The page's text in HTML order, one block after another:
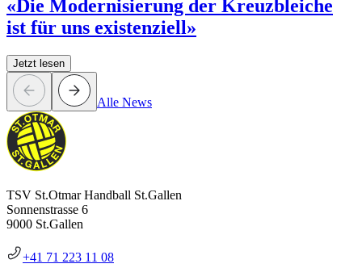
«Die Modernisierung der Kreuzbleiche
ist für uns existenziell»
Jetzt lesen
Alle News
TSV St.Otmar Handball St.Gallen
Sonnenstrasse 6
9000 St.Gallen
+41 71 223 11 08